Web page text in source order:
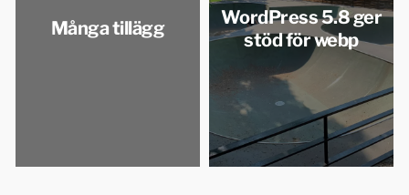
Många tillägg
WordPress 5.8 ger
stöd för webp